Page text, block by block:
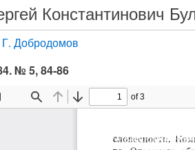
Константинович
Добродомов
№ 5, 84-86